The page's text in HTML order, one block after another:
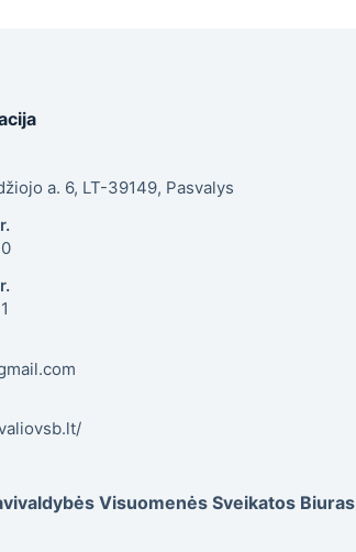
a. 6, LT-39149, Pasvalys
Visuomenės Sveikatos Biuras